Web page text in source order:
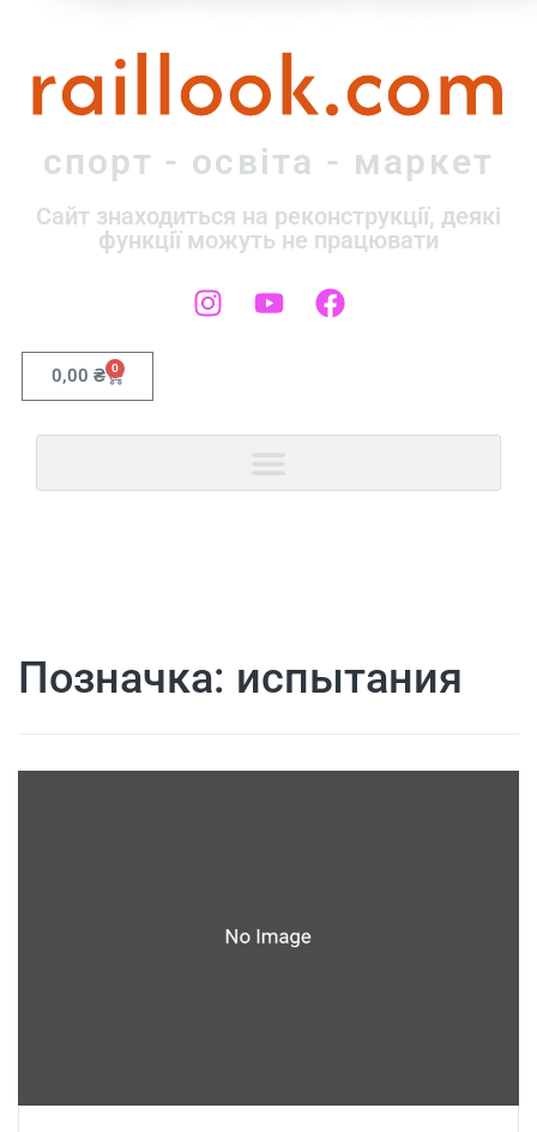
raillook.com
спорт - освіта - маркет
Сайт знаходиться на реконструкції, деякі
функції можуть не працювати
0,00 ₴ 0
Позначка: испытания